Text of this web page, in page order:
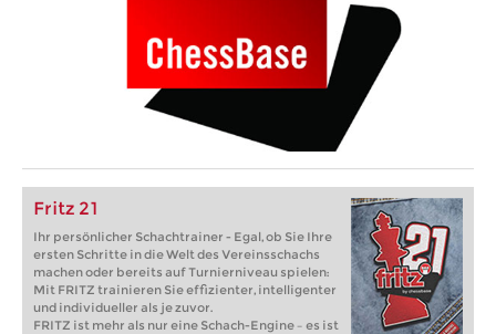
Fritz 21
Ihr persönlicher Schachtrainer - Egal, ob Sie Ihre
ersten Schritte in die Welt des Vereinsschachs
machen oder bereits auf Turnierniveau spielen:
Mit FRITZ trainieren Sie effizienter, intelligenter
und individueller als je zuvor.
FRITZ ist mehr als nur eine Schach-Engine – es ist